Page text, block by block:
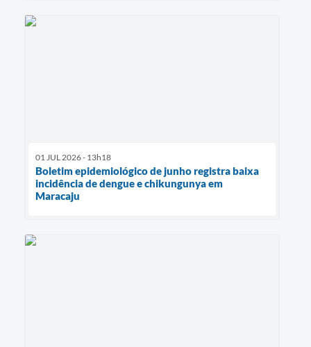
01 JUL 2026 - 13h18
Boletim epidemiológico de junho registra baixa
incidência de dengue e chikungunya em
Maracaju